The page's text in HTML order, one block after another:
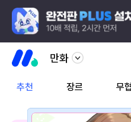
만화
추천 장르 무